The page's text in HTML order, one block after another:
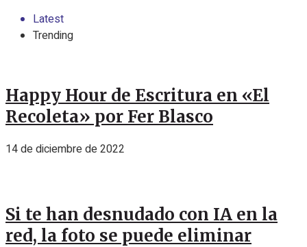
Latest
Trending
Happy Hour de Escritura en «El
Recoleta» por Fer Blasco
14 de diciembre de 2022
Si te han desnudado con IA en la
red, la foto se puede eliminar